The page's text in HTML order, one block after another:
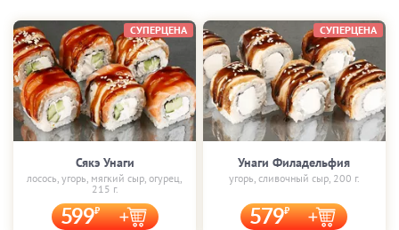
Сякэ Унаги
лосось, угорь, мягкий сыр, огурец,
215 г.
599
СУПЕРЦЕНА
Унаги Филадельфия
угорь, сливочный сыр, 200 г.
579
СУПЕРЦЕНА